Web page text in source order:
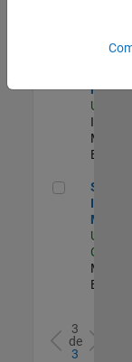
US-
Industry
Industry
US-CA-
Clara
3
de
3